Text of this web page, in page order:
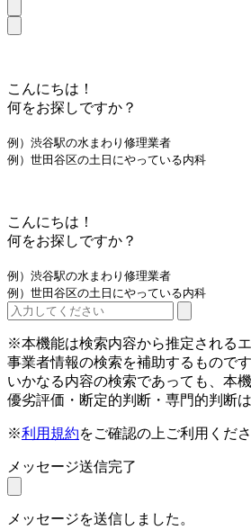
こんにちは！
何をお探しですか？
例）渋谷駅の水まわり修理業者
例）世田谷区の土日にやっている内科
こんにちは！
何をお探しですか？
例）渋谷駅の水まわり修理業者
例）世田谷区の土日にやっている内科
※本機能は検索内容から推定される
事業者情報の検索を補助するものです
いかなる内容の検索であっても、本
優劣評価・断定的判断・専門的判断は
※利用規約をご確認の上ご利用くだ
メッセージ送信完了
メッセージを送信しました。